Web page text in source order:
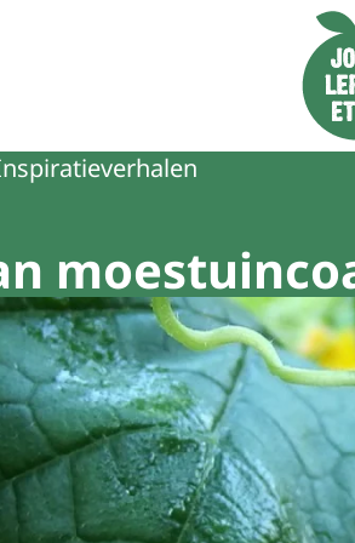
Naar de